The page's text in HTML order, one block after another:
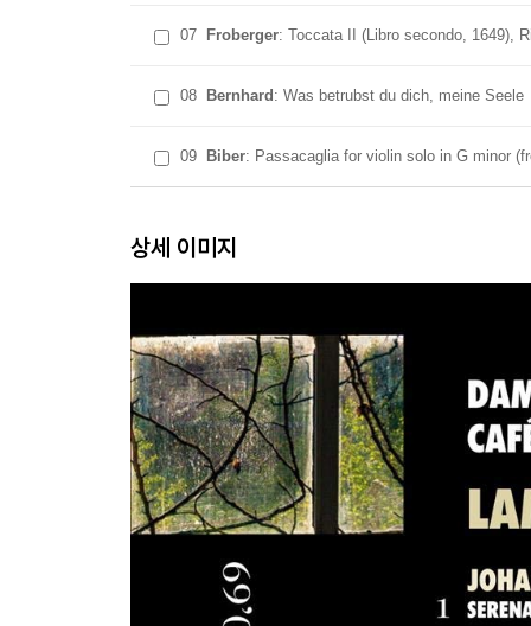
07 Froberger: Toccata II (Libro secondo, 1649),
08 Bernhard : Was betrubst du dich, meine Seele
09 Biber: Passacaglia for violin solo in G minor
상세 이미지